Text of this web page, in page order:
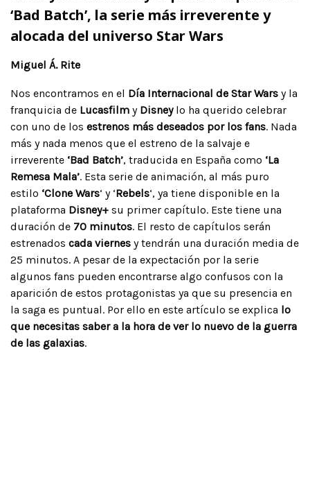
‘Bad Batch’, la serie más irreverente y
alocada del universo Star Wars
Miguel Á. Rite
Nos encontramos en el Día Internacional de Star Wars y la
franquicia de Lucasfilm y Disneylo ha querido celebrar
con uno de los estrenos más deseados por los fans. Nada
más y nada menos que el estreno de la salvaje e
irreverente ‘Bad Batch’, traducida en España como ‘La
Remesa Mala’. Esta serie de animación, al más puro
estilo ‘Clone Wars‘ y ‘Rebels‘, ya tiene disponible en la
plataforma Disney+ su primer capítulo. Este tiene una
duración de 70 minutos. El resto de capítulos serán
estrenados cada viernes y tendrán una duración media de
25 minutos. A pesar de la expectación por la serie
algunos fans pueden encontrarse algo confusos con la
aparición de estos protagonistas ya que su presencia en
la saga es puntual. Por ello en este artículo se explica lo
que necesitas saber a la hora de ver lo nuevo de la guerra
de las galaxias.